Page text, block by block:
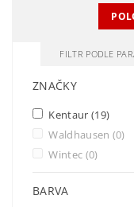
FILTR PODLE
ZNAČKY
Kentaur (19)
Waldhausen (0)
Wintec (0)
BARVA